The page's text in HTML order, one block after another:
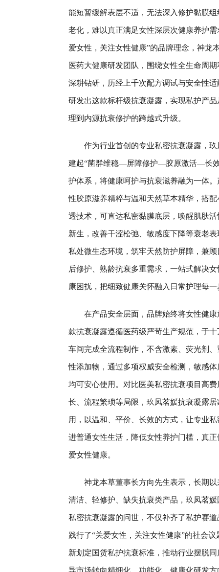
能短暂缓解表层不适，无法深入修护黏膜
老化，难以真正满足女性深层次健康养护需
爱女性，关注女性健康”的品牌理念，神龙
医药大健康研发团队，围绕女性全生命周
深耕钻研，历经上千次配方调试与安全性
研发出这款标杆级抗衰凝露，实现私护产
理到内源抗衰修护的跨越式升级。
作为行业首创的专业私密抗衰凝露，
建起“菌群维稳—屏障修护—胶原激活—长
护体系，将健康呵护与抗衰滋养融为一体
性胶原滋养精粹与温和天然草本精华，搭
透技术，可直达私密黏膜底层，唤醒肌肤
新生，改善干涩松弛、敏感度下降等衰老
私处微生态环境，筑牢天然防护屏障，兼
后修护、熟龄抗衰多重需求，一站式解决
康困扰，把细致健康关怀融入日常护理每一
在产品安全层面，品牌始终将女性健
款抗衰凝露遵循医药级严苛生产规范，于
车间完成全流程制作，不含激素、荧光剂
性添加物，通过多项权威安全检测，敏感
均可安心使用。对比医美私密抗衰项目高
长、流程繁琐等局限，玖凤茗媛抗衰凝露
用，以温和、平价、长效的方式，让专业
进普通女性生活，降低女性养护门槛，真
爱女性健康。
神龙本草董事长方向先生表示，长期
清洁、轻修护、缺失抗衰类产品，玖凤茗
私密抗衰凝露的问世，不仅补齐了私护赛
践行了“关爱女性，关注女性健康”的社会议
新划定国货私护抗衰标准，推动行业摆脱